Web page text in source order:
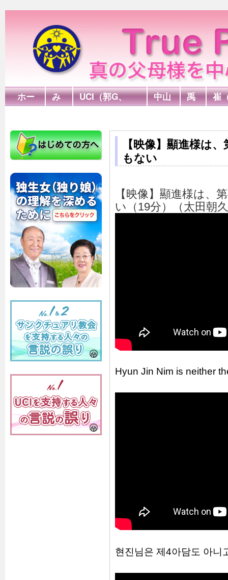
ホー
み
UCI（郭G、
中山
禹
崔
【映像】顯進様は
もない
【映像】顯進様は、
い（19分）（太田朝
Hyun Jin Nim is neither
현진님은 제4아담도 아니